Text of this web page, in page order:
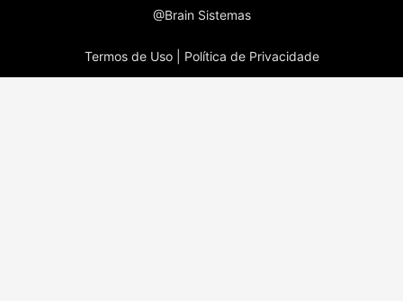
@Brain Sistemas
Termos de Uso | Política de Privacidade